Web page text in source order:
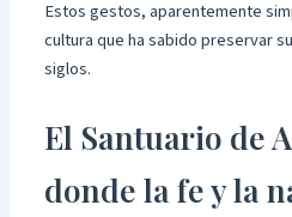
Estos gestos, aparentemente
cultura que ha sabido preservar
siglos.
El Santuario de
donde la fe y la